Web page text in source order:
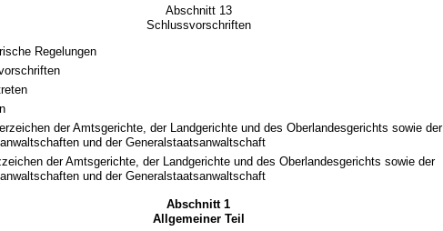
Abschnitt 13
Schlussvorschriften
Regelungen
der Amtsgerichte, der Landgerichte und des Oberlandesgerichts sowie der
und der Generalstaatsanwaltschaft
der Amtsgerichte, der Landgerichte und des Oberlandesgerichts sowie der
und der Generalstaatsanwaltschaft
Abschnitt 1
Allgemeiner Teil